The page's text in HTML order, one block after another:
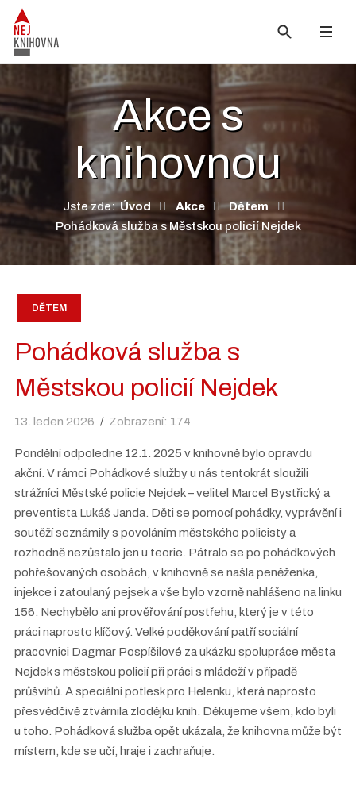
Akce s
knihovnou
Jste zde:Úvod Akce
Dětem
Pohádková služba s Městskou policií Nejdek
DĚTEM
Pohádková služba s
Městskou policií Nejdek
13. leden 2026 Zobrazení: 174
Pondělní odpoledne 12.1. 2025 v knihovně bylo opravdu
akční. V rámci Pohádkové služby u nás tentokrát sloužili
strážníci Městské policie Nejdek – velitel Marcel Bystřický a
preventista Lukáš Janda. Děti se pomocí pohádky, vyprávění i
soutěží seznámily s povoláním městského policisty a
rozhodně nezůstalo jen u teorie. Pátralo se po pohádkových
pohřešovaných osobách, v knihovně se našla peněženka,
injekce i zatoulaný pejsek a vše bylo vzorně nahlášeno na linku
156. Nechybělo ani prověřování postřehu, který je v této
práci naprosto klíčový. Velké poděkování patří sociální
pracovnici Dagmar Pospíšilové za ukázku spolupráce města
Nejdek s městskou policií při práci s mládeží v případě
průšvihů. A speciální potlesk pro Helenku, která naprosto
přesvědčivě ztvárnila zlodějku knih. Děkujeme všem, kdo byli
u toho. Pohádková služba opět ukázala, že knihovna může být
místem, kde se učí, hraje i zachraňuje.